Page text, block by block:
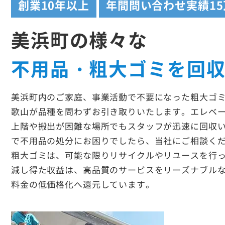
創業10年以上 年間問い合わせ実績
美浜町の様々な
不用品・粗大ゴミを回
美浜町内のご家庭、事業活動で不要になった粗大ゴ
歌山が品種を問わずお引き取りいたします。エレベ
上階や搬出が困難な場所でもスタッフが迅速に回収
で不用品の処分にお困りでしたら、当社にご相談く
粗大ゴミは、可能な限りリサイクルやリユースを行
減し得た収益は、高品質のサービスをリーズナブル
料金の低価格化へ還元しています。